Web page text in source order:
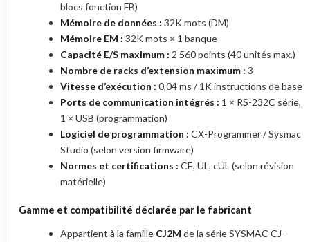
blocs fonction FB)
Mémoire de données : 32K mots (DM)
Mémoire EM : 32K mots × 1 banque
Capacité E/S maximum : 2 560 points (40 unités max.)
Nombre de racks d’extension maximum : 3
Vitesse d’exécution : 0,04 ms / 1K instructions de base
Ports de communication intégrés : 1 × RS-232C série,
1 × USB (programmation)
Logiciel de programmation : CX-Programmer / Sysmac
Studio (selon version firmware)
Normes et certifications : CE, UL, cUL (selon révision
matérielle)
Gamme et compatibilité déclarée par le fabricant
Appartient à la famille CJ2M de la série SYSMAC CJ-